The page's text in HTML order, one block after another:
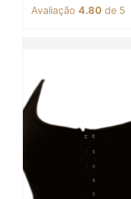
Avaliação 4.80 de 5